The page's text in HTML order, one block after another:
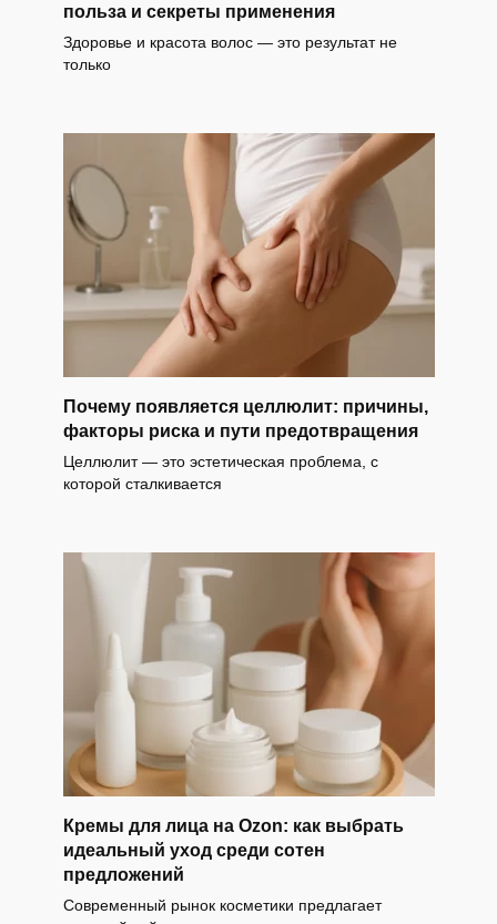
польза и секреты применения
Здоровье и красота волос — это результат не
только
Почему появляется целлюлит: причины,
факторы риска и пути предотвращения
Целлюлит — это эстетическая проблема, с
которой сталкивается
Кремы для лица на Ozon: как выбрать
идеальный уход среди сотен
предложений
Современный рынок косметики предлагает